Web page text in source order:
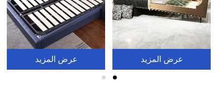
عرض المزيد عرض المزيد